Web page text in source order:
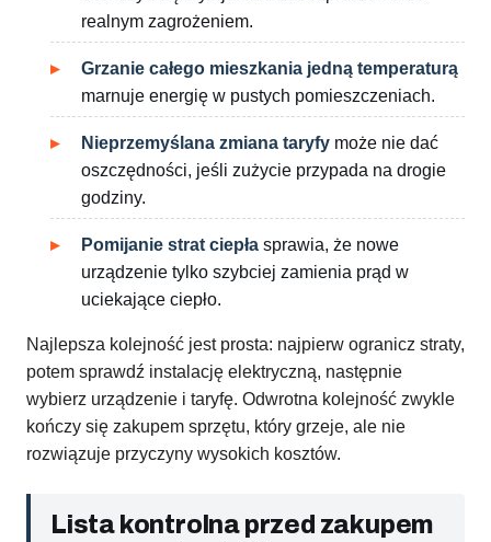
realnym zagrożeniem.
Grzanie całego mieszkania jedną temperaturą
marnuje energię w pustych pomieszczeniach.
Nieprzemyślana zmiana taryfy może nie dać
oszczędności, jeśli zużycie przypada na drogie
godziny.
Pomijanie strat ciepła sprawia, że nowe
urządzenie tylko szybciej zamienia prąd w
uciekające ciepło.
Najlepsza kolejność jest prosta: najpierw ogranicz straty,
potem sprawdź instalację elektryczną, następnie
wybierz urządzenie i taryfę. Odwrotna kolejność zwykle
kończy się zakupem sprzętu, który grzeje, ale nie
rozwiązuje przyczyny wysokich kosztów.
Lista kontrolna przed zakupem